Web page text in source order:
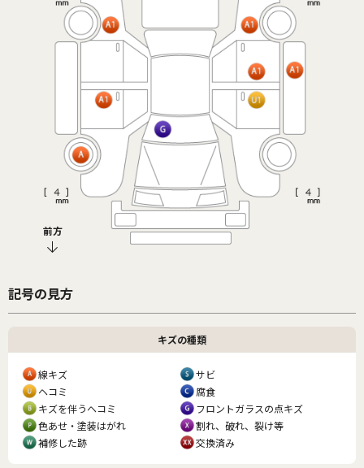
前方
記号の見方
キズの種類
線キズ
サビ
ヘコミ
腐食
キズを伴うヘコミ
フロントガラスの点キズ
色あせ・塗装はがれ
割れ、破れ、裂け等
補修した跡
交換済み